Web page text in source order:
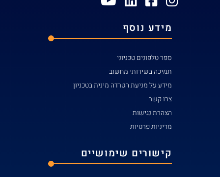
מידע נוסף
ספר טלפונים טכניוני
תמיכה בשירותי מחשוב
מידע על מניעת הטרדה מינית בטכניון
צרו קשר
הצהרת נגישות
מדיניות פרטיות
קישורים שימושיים